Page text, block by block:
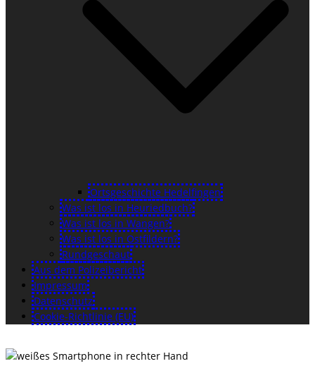
Ortsgeschichte Hedelfingen
Was ist los in Heuriedbuch?
Was ist los in Wangen?
Was ist los in Ostfildern?
Rundgeschaut
Aus dem Polizeibericht
Impressum
Datenschutz
Cookie-Richtlinie (EU)